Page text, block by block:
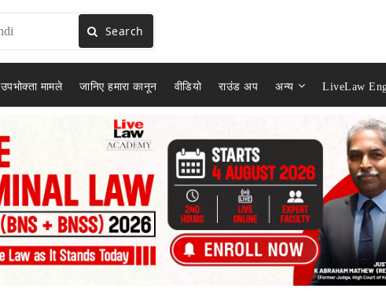
Search
उपभोक्ता मामले जानिए हमारा कानून वीडियो राउंड अप अन्य LiveLaw